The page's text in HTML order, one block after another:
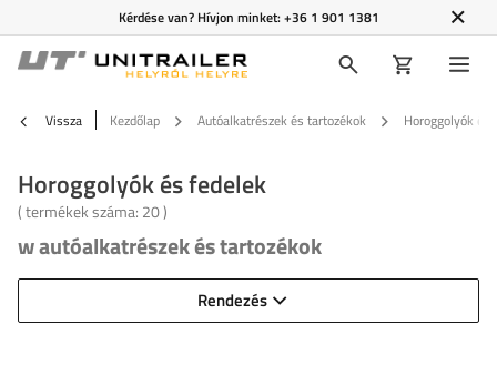
Kérdése van? Hívjon minket:+36 1 901 1381
Vissza Kezdőlap Autóalkatrészek és tartozékok Horoggolyók és
Horoggolyók és fedelek
( termékek száma: 20)
w autóalkatrészek és tartozékok
Rendezés